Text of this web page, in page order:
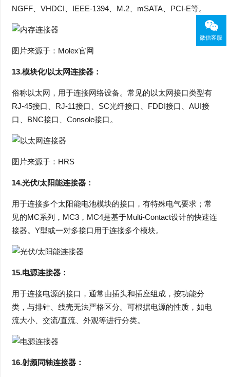
NGFF、VHDCI、IEEE-1394、M.2、mSATA、PCI-E等。
图片来源于：Molex官网
13.模块化/以太网连接器：
俗称以太网，用于连接网络设备。常见的以太网接口类型有
RJ-45接口、RJ-11接口、SC光纤接口、FDDI接口、AUI接
口、BNC接口、Console接口。
图片来源于：HRS
14.光伏/太阳能连接器：
用于连接多个太阳能电池模块的接口，有特殊电气要求；常
见的MC系列，MC3，MC4是基于Multi-Contact设计的快速连
接器。Y型或一对多接口用于连接多个模块。
15.电源连接器：
用于连接电源的接口，通常由插头和插座组成，按功能分
类，与排针、线壳无法严格区分。可根据电源的性质，如电
流大小、交流/直流、外观等进行分类。
16.射频同轴连接器：
微信客服